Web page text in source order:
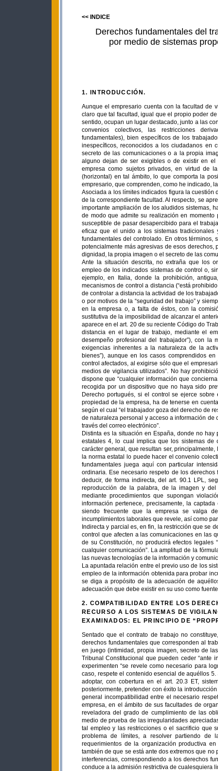
<< INDICE
Derechos fundamentales del
por medio de sistemas
1. INTRODUCCIÓN.
Aunque el empresario cuenta con la facultad de
claro que tal facultad, igual que el propio poder
sentido, ocupan un lugar destacado, junto a las
convenios colectivos, las restricciones
fundamentales), bien específicos de los
inespecíficos, reconocidos a los ciudadanos en
secreto de las comunicaciones o a la propia
alguno dejan de ser exigibles o de existir en
empresa como sujetos privados, en virtud de
(horizontal) en tal ámbito, lo que comporta la
empresario, que comprenden, como he indicado,
Asociada a los límites indicados figura la
de la correspondiente facultad. Al respecto, se
importante ampliación de los aludidos sistemas,
de modo que admite su realización en
susceptible de pasar desapercibido para el
eficaz que el unido a los sistemas
fundamentales del controlado. En otros
potencialmente más agresivas de esos
dignidad, la propia imagen o el secreto de las
Ante la situación descrita, no extraña que los
empleo de los indicados sistemas de control o,
ejemplo, en Italia, donde la prohibición,
mecanismos de control a distancia (“está
de controlar a distancia la actividad de los
o por motivos de la “seguridad del trabajo” y
en la empresa o, a falta de éstos, con la
sustitutiva de la imposibilidad de alcanzar el
aparece en el art. 20 de su reciente Código do
distancia en el lugar de trabajo, mediante el
desempeño profesional del trabajador”), con la
exigencias inherentes a la naturaleza de la
bienes”), aunque en los casos comprendidos
control afectados, al exigirse sólo que el
medios de vigilancia utilizados”. No hay
dispone que “cualquier información que
recogida por un dispositivo que no haya sido
Derecho portugués, si el control se ejerce
propiedad de la empresa, ha de tenerse en
según el cual “el trabajador goza del derecho de
de naturaleza personal y acceso a información
través del correo electrónico”.
Distinta es la situación en España, donde no
estatales 4, lo cual implica que los sistemas de
carácter general, que resultan ser,
la norma estatal lo puede hacer el convenio
fundamentales juega aquí con particular
ordinaria. Ese necesario respeto de los
deducir, de forma indirecta, del art. 90.1 LPL,
reproducción de la palabra, de la imagen y
mediante procedimientos que supongan
información pertenece, precisamente, la
siendo frecuente que la empresa se valga
incumplimientos laborales que revele, así como
Indirecta y parcial es, en fin, la restricción que se
control que afecten a las comunicaciones en las
de su Constitución, no producirá efectos
cualquier comunicación”. La amplitud de la
las nuevas tecnologías de la información y
La apuntada relación entre el previo uso de los
empleo de la información obtenida para probar
se diga a propósito de la adecuación de
adecuación que debe existir en su uso como
2. COMPATIBILIDAD ENTRE LOS
RECURSO A LOS SISTEMAS DE
EXAMINADOS: EL PRINCIPIO DE
Sentado que el contrato de trabajo no
derechos fundamentales que corresponden al
en juego (intimidad, propia imagen, secreto de
Tribunal Constitucional que pueden ceder “ante
experimenten “se revele como necesario para
caso, respete el contenido esencial de aquéllos
adoptar, con cobertura en el art. 20.3 ET,
posteriormente, pretender con éxito la
general incompatibilidad entre el necesario
empresa, en el ámbito de sus facultades de
reveladora del grado de cumplimiento de las
medio de prueba de las irregularidades
tal empleo y las restricciones o el sacrificio que
problema de límites, a resolver partiendo de
requerimientos de la organización productiva
también de que se está ante dos extremos que
interferencias, correspondiendo a los derechos
conduce a la admisión restrictiva de cualesquiera